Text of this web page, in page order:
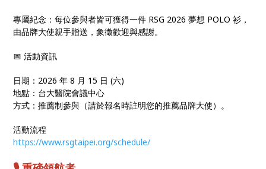
專屬紀念：每位參與者皆可獲得一件 RSG 2026 夢想 POLO 衫，
由品牌大使親手贈送，象徵歡迎與感謝。
📅 活動資訊
日期：2026 年 8 月 15 日 (六)
地點：台大醫院會議中心
方式：推薦制參與（請於報名時註明您的推薦品牌大使）。
活動流程
https://www.rsgtaipei.org/schedule/